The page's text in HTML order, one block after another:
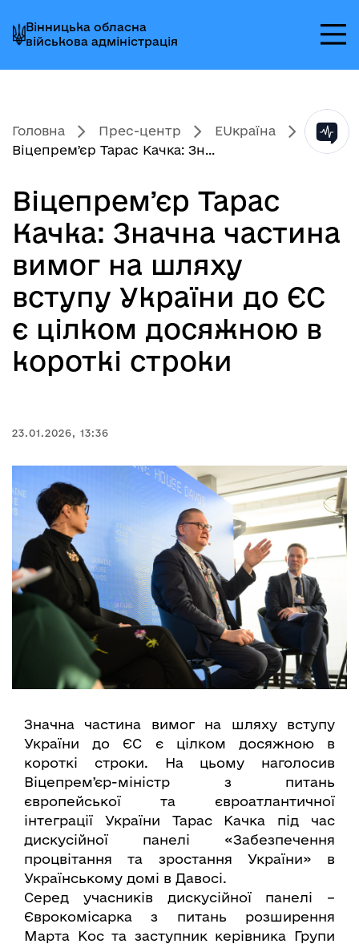
до
головного
меню
до
головного
вмісту
до
головного
колонтитула
Вінницька обласна
військова адміністрація
Головна Прес-центр
EUкраїна
Віцепремʼєр Тарас Качка: Зн...
Віцепремʼєр Тарас
Качка: Значна частина
вимог на шляху
вступу України до ЄС
є цілком досяжною в
короткі строки
23.01.2026, 13:36
Значна частина вимог на шляху вступу
України до ЄС є цілком досяжною в
короткі строки. На цьому наголосив
Віцепремʼєр-міністр з питань
європейської та євроатлантичної
інтеграції України Тарас Качка під час
дискусійної панелі «Забезпечення
процвітання та зростання України» в
Українському домі в Давосі.
Серед учасників дискусійної панелі –
Єврокомісарка з питань розширення
Марта Кос та заступник керівника Групи